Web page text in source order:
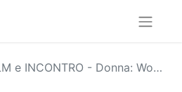
- Donna: Women in Revolt - h17:00